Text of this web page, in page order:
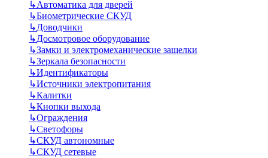
↳Автоматика для дверей
↳Биометрические СКУД
↳Доводчики
↳Досмотровое оборудование
↳Замки и электромеханические защелки
↳Зеркала безопасности
↳Идентификаторы
↳Источники электропитания
↳Калитки
↳Кнопки выхода
↳Ограждения
↳Светофоры
↳СКУД автономные
↳СКУД сетевые